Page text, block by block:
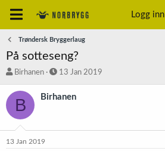
Logg inn
Trøndersk Bryggerlaug
På sotteseng?
T
å
Birhanen
S
a
13 Jan 2019
B Birhanen
13 Jan 2019